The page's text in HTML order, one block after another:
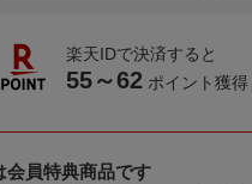
楽天IDで決済すると
55～62 ポイント獲得
会員特典商品です